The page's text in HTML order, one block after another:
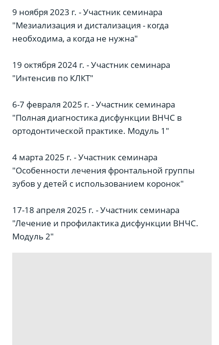
9 ноября 2023 г. - Участник семинара
"Мезиализация и дистализация - когда
необходима, а когда не нужна"
19 октября 2024 г. - Участник семинара
"Интенсив по КЛКТ"
6-7 февраля 2025 г. - Участник семинара
"Полная диагностика дисфункции ВНЧС в
ортодонтической практике. Модуль 1"
4 марта 2025 г. - Участник семинара
"Особенности лечения фронтальной группы
зубов у детей с использованием коронок"
17-18 апреля 2025 г. - Участник семинара
"Лечение и профилактика дисфункции ВНЧС.
Модуль 2"